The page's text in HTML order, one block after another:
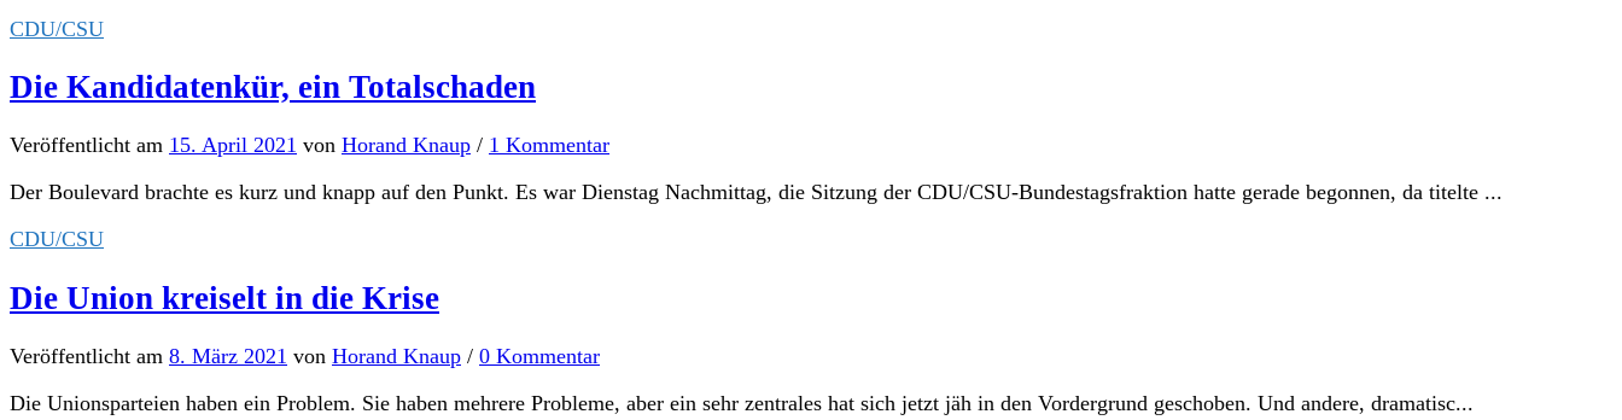
CDU/CSU
Die Kandidatenkür, ein Totalschaden
Veröffentlicht am 15. April 2021 von Horand Knaup / 1 Kommentar
Der Boulevard brachte es kurz und knapp auf den Punkt. Es war Dienstag Nachmittag, die Sitzung der CDU/CSU-Bundestagsfraktion hatte gerade begonnen, da titelte ...
CDU/CSU
Die Union kreiselt in die Krise
Veröffentlicht am 8. März 2021 von Horand Knaup / 0 Kommentar
Die Unionsparteien haben ein Problem. Sie haben mehrere Probleme, aber ein sehr zentrales hat sich jetzt jäh in den Vordergrund geschoben. Und andere, dramatisc...